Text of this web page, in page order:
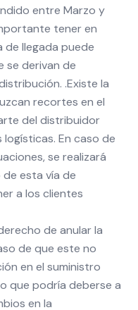
entre Marzo y
tener en
llegada puede
se derivan de
.Existe la
recortes en el
del distribuidor
En caso de
se realizará
esta vía de
a los clientes
de anular la
de que este no
en el suministro
que podría deberse a
en la